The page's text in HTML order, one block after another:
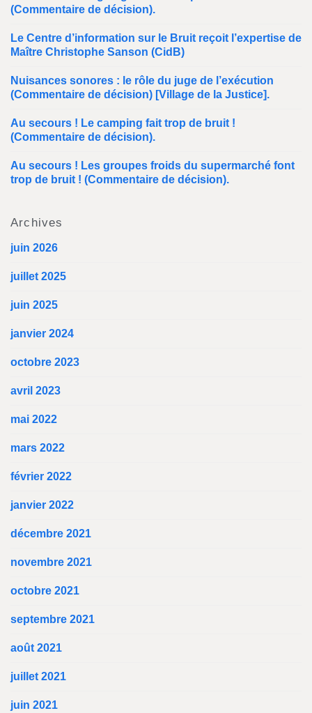
(Commentaire de décision).
Le Centre d’information sur le Bruit reçoit l’expertise de
Maître Christophe Sanson (CidB)
Nuisances sonores : le rôle du juge de l’exécution
(Commentaire de décision) [Village de la Justice].
Au secours ! Le camping fait trop de bruit !
(Commentaire de décision).
Au secours ! Les groupes froids du supermarché font
trop de bruit ! (Commentaire de décision).
Archives
juin 2026
juillet 2025
juin 2025
janvier 2024
octobre 2023
avril 2023
mai 2022
mars 2022
février 2022
janvier 2022
décembre 2021
novembre 2021
octobre 2021
septembre 2021
août 2021
juillet 2021
juin 2021